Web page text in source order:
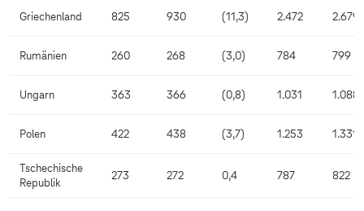
Griechenland 825 930 (11,3) 2.472 2.679
Rumänien 260 268 (3,0) 784 799
Ungarn 363 366 (0,8) 1.031 1.088
Polen 422 438 (3,7) 1.253 1.331
Tschechische
Republik
273 272 0,4 787 822